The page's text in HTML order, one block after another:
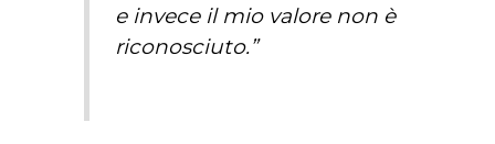
e invece il mio valore non è
riconosciuto.”